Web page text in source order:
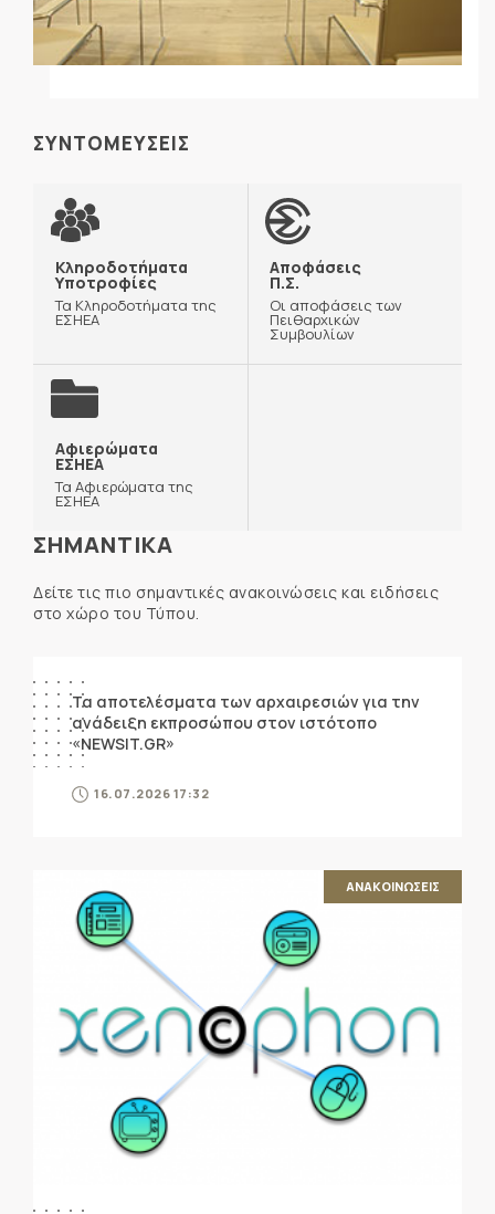
ΣΥΝΤΟΜΕΥΣΕΙΣ
Κληροδοτήματα
Υποτροφίες
Τα Κληροδοτήματα της
ΕΣΗΕΑ
Αποφάσεις
Π.Σ.
Οι αποφάσεις των
Πειθαρχικών
Συμβουλίων
Αφιερώματα
ΕΣΗΕΑ
Τα Αφιερώματα της
ΕΣΗΕΑ
ΣΗΜΑΝΤΙΚΑ
Δείτε τις πιο σημαντικές ανακοινώσεις και ειδήσεις
στο χώρο του Τύπου.
Τα αποτελέσματα των αρχαιρεσιών για την
ανάδειξη εκπροσώπου στον ιστότοπο
«NEWSIT.GR»
16.07.2026 17:32
ΑΝΑΚΟΙΝΩΣΕΙΣ